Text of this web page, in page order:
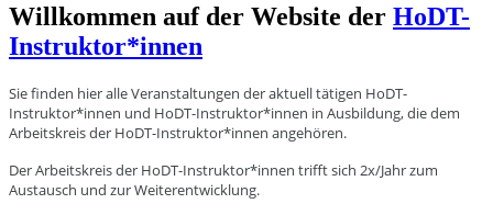
Willkommen auf der Website der HoDT-
Instruktor*innen
Sie finden hier alle Veranstaltungen der aktuell tätigen HoDT-
Instruktor*innen und HoDT-Instruktor*innen in Ausbildung, die dem
Arbeitskreis der HoDT-Instruktor*innen angehören.
Der Arbeitskreis der HoDT-Instruktor*innen trifft sich 2x/Jahr zum
Austausch und zur Weiterentwicklung.